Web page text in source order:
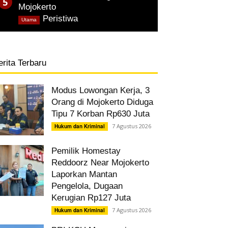
Mojokerto
Peristiwa,
Utama
Terbaru
Modus Lowongan Kerja, 3
Orang di Mojokerto Diduga
Tipu 7 Korban Rp630 Juta
Hukum dan Kriminal 7 Agustus 2026
Pemilik Homestay
Reddoorz Near Mojokerto
Laporkan Mantan
Pengelola, Dugaan
Kerugian Rp127 Juta
Hukum dan Kriminal 7 Agustus 2026